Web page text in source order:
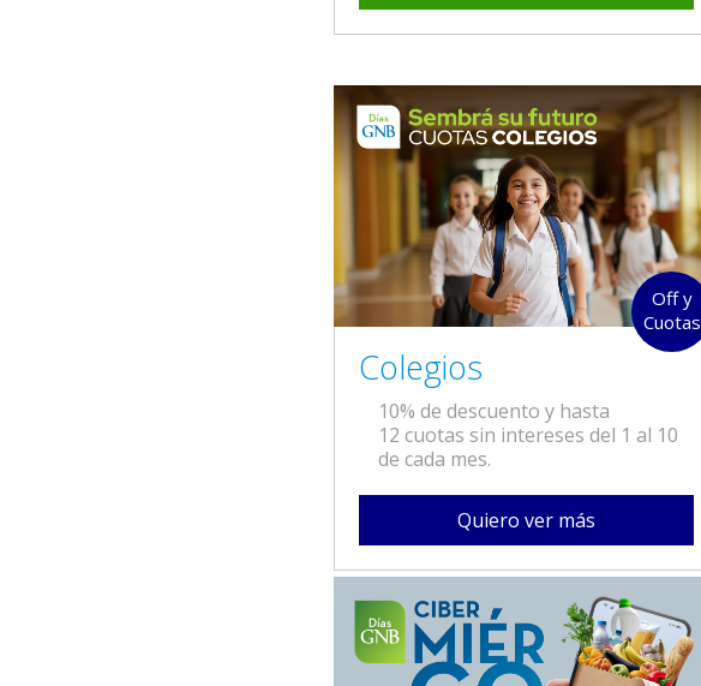
Off y
Cuotas
Colegios
10% de descuento y hasta
12 cuotas sin intereses del 1 al 10
de cada mes.
Quiero ver más